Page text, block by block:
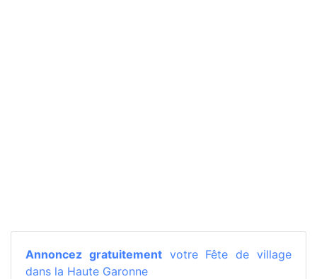
Annoncez gratuitementvotre Fête de village
dans la Haute Garonne